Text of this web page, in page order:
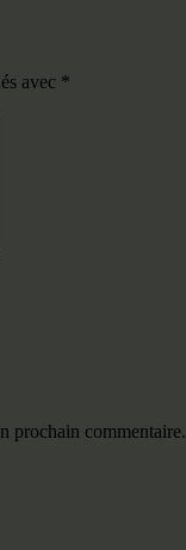
avec *
prochain commentaire.